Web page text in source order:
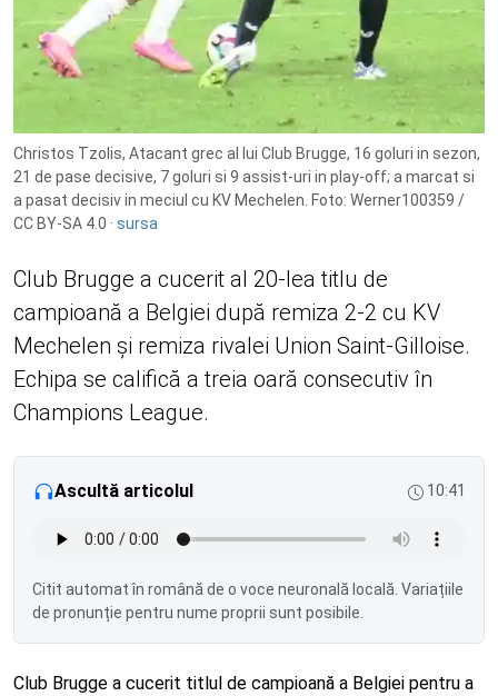
Christos Tzolis, Atacant grec al lui Club Brugge, 16 goluri in sezon,
21 de pase decisive, 7 goluri si 9 assist-uri in play-off; a marcat si
a pasat decisiv in meciul cu KV Mechelen. Foto: Werner100359 /
CC BY-SA 4.0 · sursa
Club Brugge a cucerit al 20-lea titlu de
campioană a Belgiei după remiza 2-2 cu KV
Mechelen și remiza rivalei Union Saint-Gilloise.
Echipa se califică a treia oară consecutiv în
Champions League.
Ascultă articolul 10:41
Citit automat în română de o voce neuronală locală. Variațiile
de pronunție pentru nume proprii sunt posibile.
Club Brugge a cucerit titlul de campioană a Belgiei pentru a